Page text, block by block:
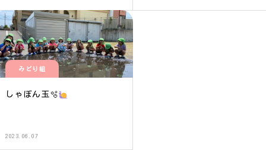
みどり組
しゃぼん玉🫧
2023.06.07